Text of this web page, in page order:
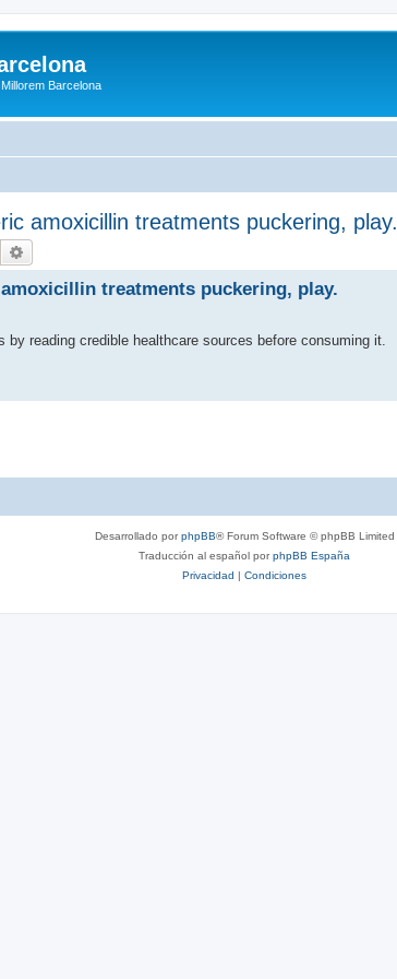
Barcelona
amoxicillin treatments puckering, play.
Buscar
treatments puckering, play.
by reading credible healthcare sources before consuming it.
Desarrollado porphpBB® Forum Software © phpBB Limited
Traducción al español porphpBB España
Privacidad | Condiciones